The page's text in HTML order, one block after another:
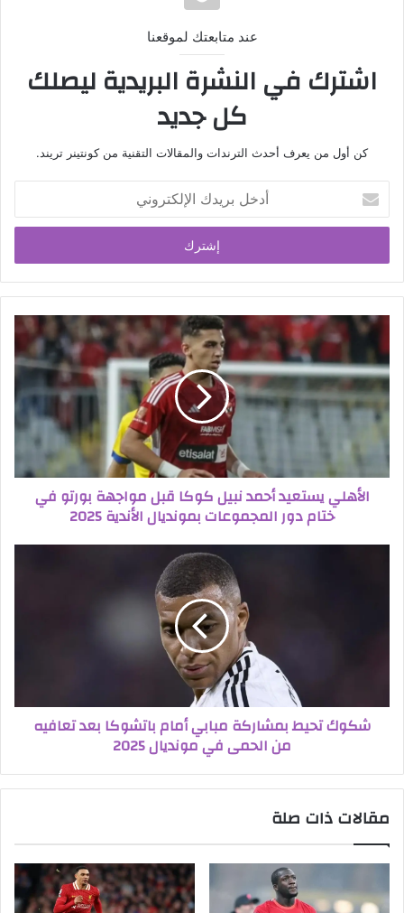
عند متابعتك لموقعنا
اشترك في النشرة البريدية ليصلك
كل جديد
كن أول من يعرف أحدث الترندات والمقالات التقنية من كونتينر تريند.
بريدك
الإلكتروني
الأهلي يستعيد أحمد نبيل كوكا قبل مواجهة بورتو في
ختام دور المجموعات بمونديال الأندية 2025
شكوك تحيط بمشاركة مبابي أمام باتشوكا بعد تعافيه
من الحمى في مونديال 2025
مقالات ذات صلة